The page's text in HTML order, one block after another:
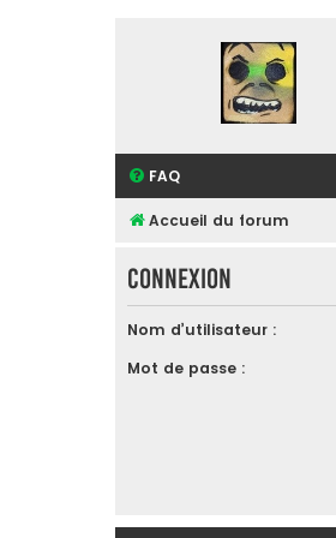
FAQ
Accueil du forum
Connexion
Nom d’utilisateur :
Mot de passe :